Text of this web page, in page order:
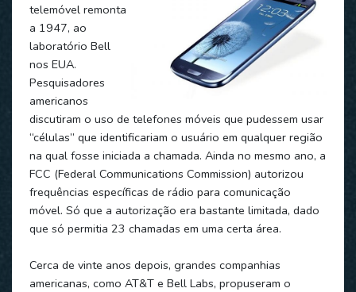
telemóvel remonta
a 1947, ao
laboratório Bell
nos EUA.
Pesquisadores
americanos
discutiram o uso de telefones móveis que pudessem usar
“células” que identificariam o usuário em qualquer região
na qual fosse iniciada a chamada. Ainda no mesmo ano, a
FCC (Federal Communications Commission) autorizou
frequências específicas de rádio para comunicação
móvel. Só que a autorização era bastante limitada, dado
que só permitia 23 chamadas em uma certa área.
Cerca de vinte anos depois, grandes companhias
americanas, como AT&T e Bell Labs, propuseram o